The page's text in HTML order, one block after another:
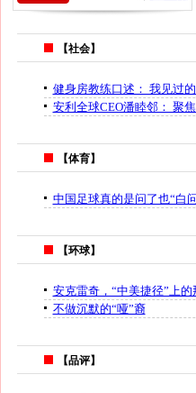
【社会】
健身房教练口述： 我见过
安利全球CEO潘睦邻： 聚
【体育】
中国足球真的是问了也“白
【环球】
安克雷奇，“中美捷径”上的
不做沉默的“哑”裔
【品评】